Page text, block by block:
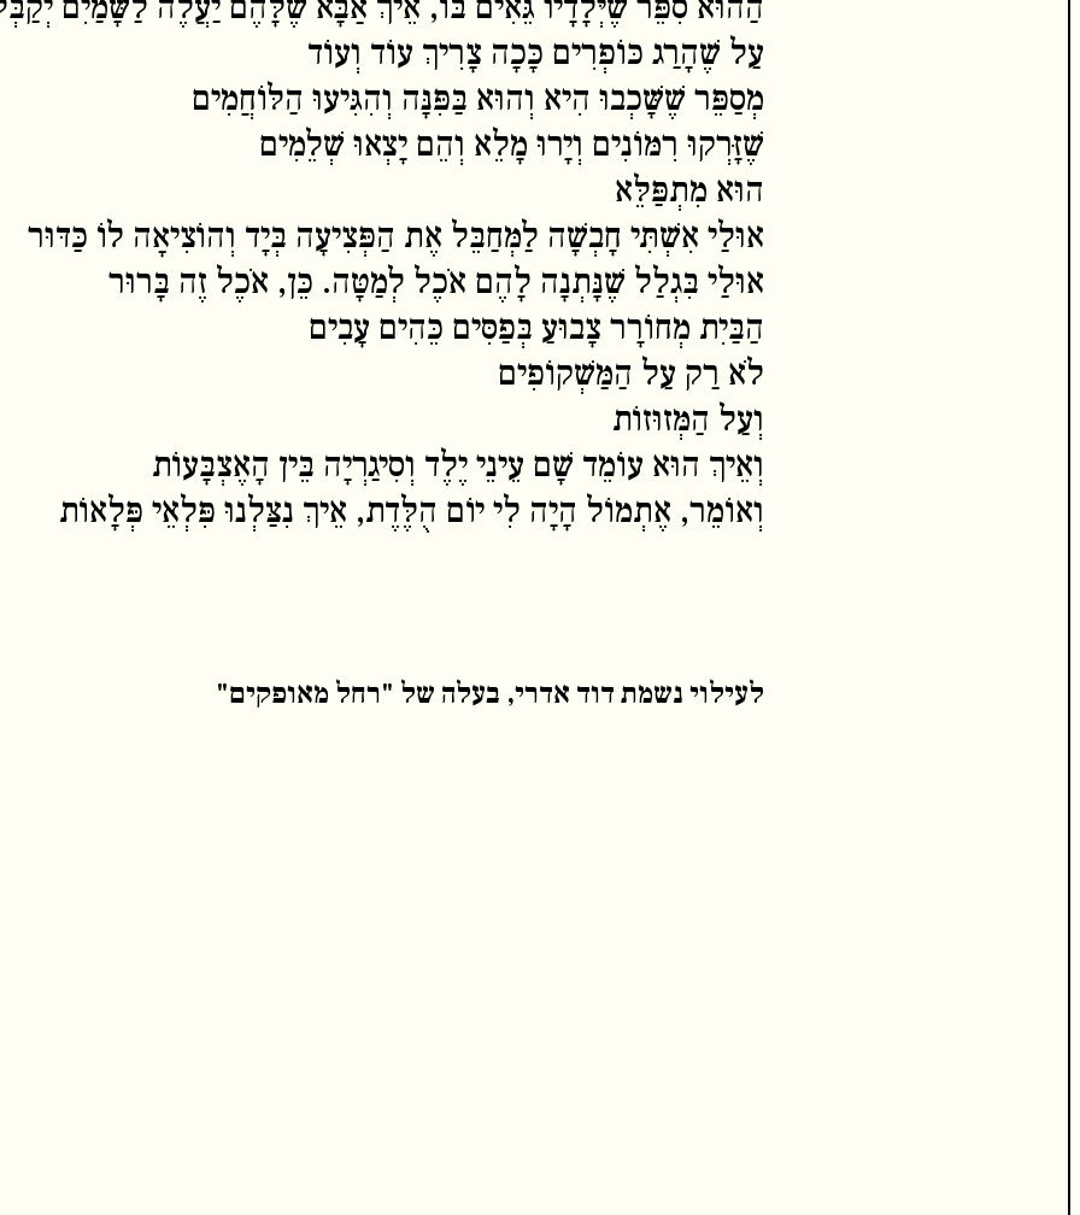
עַל שֶׁהָרַג כּוֹפְרִים כָּכָה צָרִיךְ עוֹד וְעוֹד
מְסַפֵּר שֶׁשָּׁכְבוּ הִיא וְהוּא בַּפִּנָּה וְהִגִּיעוּ הַלּוֹחֲמִים
שֶׁזָּרְקוּ רִמּוֹנִים וְיָרוּ מָלֵא וְהֵם יָצְאוּ שְׁלֵמִים
הוּא מִתְפַּלֵּא
אוּלַי אִשְׁתִּי חָבְשָׁה לַמְּחַבֵּל אֶת הַפְּצִיעָה בְּיָד וְהוֹצִיאָה לוֹ כַּדּוּר
אוּלַי בִּגְלַל שֶׁנָּתְנָה לָהֶם אֹכֶל לְמַטָּה. כֵּן, אֹכֶל זֶה בָּרוּר
הַבַּיִת מְחוֹרָר צָבוּעַ בְּפַסִּים כֵּהִים עָבִים
לֹא רַק עַל הַמַּשְׁקוֹפִים
וְעַל הַמְּזוּזוֹת
וְאֵיךְ הוּא עוֹמֵד שָׁם עֵינֵי יֶלֶד וְסִיגַרְיָה בֵּין הָאֶצְבָּעוֹת
וְאוֹמֵר, אֶתְמוֹל הָיָה לִי יוֹם הֻלֶּדֶת, אֵיךְ נִצַּלְנוּ פִּלְאֵי פְּלָאוֹת
לעילוי נשמת דוד אדרי, בעלה של "רחל מאופקים"